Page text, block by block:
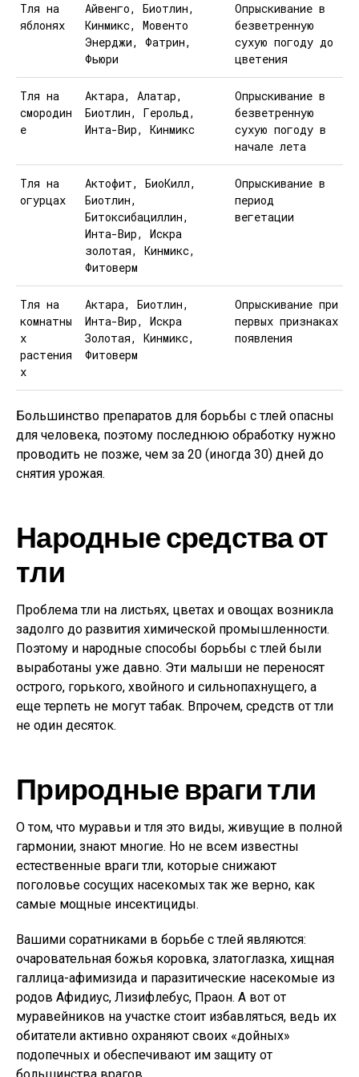
Тля на
яблонях
Айвенго, Биотлин,
Кинмикс, Мовенто
Энерджи, Фатрин,
Фьюри
Опрыскивание в
безветренную
сухую погоду до
цветения
Тля на
смородин
е
Актара, Алатар,
Биотлин, Герольд,
Инта-Вир, Кинмикс
Опрыскивание в
безветренную
сухую погоду в
начале лета
Тля на
огурцах
Актофит, БиоКилл,
Биотлин,
Битоксибациллин,
Инта-Вир, Искра
золотая, Кинмикс,
Фитоверм
Опрыскивание в
период
вегетации
Тля на
комнатны
х
растения
х
Актара, Биотлин,
Инта-Вир, Искра
Золотая, Кинмикс,
Фитоверм
Опрыскивание при
первых признаках
появления
Большинство препаратов для борьбы с тлей опасны
для человека, поэтому последнюю обработку нужно
проводить не позже, чем за 20 (иногда 30) дней до
снятия урожая.
Народные средства от
тли
Проблема тли на листьях, цветах и овощах возникла
задолго до развития химической промышленности.
Поэтому и народные способы борьбы с тлей были
выработаны уже давно. Эти малыши не переносят
острого, горького, хвойного и сильнопахнущего, а
еще терпеть не могут табак. Впрочем, средств от тли
не один десяток.
Природные враги тли
О том, что муравьи и тля это виды, живущие в полной
гармонии, знают многие. Но не всем известны
естественные враги тли, которые снижают
поголовье сосущих насекомых так же верно, как
самые мощные инсектициды.
Вашими соратниками в борьбе с тлей являются:
очаровательная божья коровка, златоглазка, хищная
галлица-афимизида и паразитические насекомые из
родов Афидиус, Лизифлебус, Праон. А вот от
муравейников на участке стоит избавляться, ведь их
обитатели активно охраняют своих «дойных»
подопечных и обеспечивают им защиту от